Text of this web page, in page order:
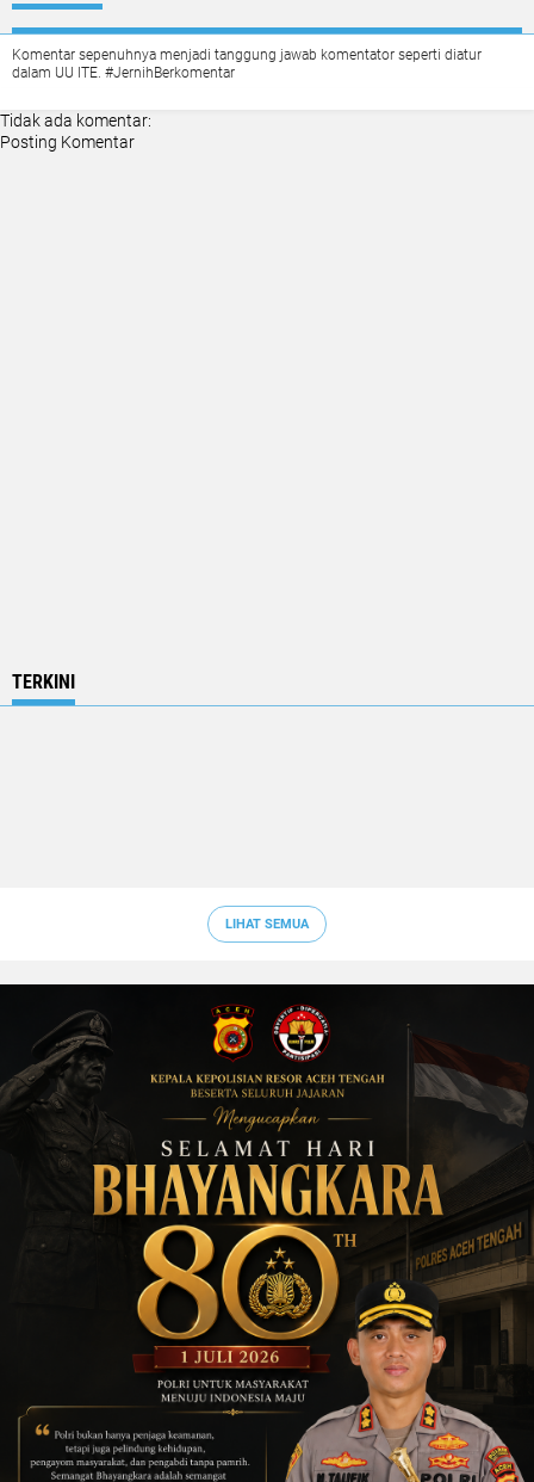
Komentar sepenuhnya menjadi tanggung jawab komentator seperti diatur
dalam UU ITE. #JernihBerkomentar
Tidak ada komentar:
Posting Komentar
TERKINI
LIHAT SEMUA